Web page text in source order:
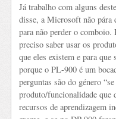
Já trabalho com alguns
disse, a Microsoft não pára
para não perder o comboio.
preciso saber usar os
que eles existem e para
porque o PL-900 é um
perguntas são do género
produto/funcionalidade que
recursos de aprendizagem